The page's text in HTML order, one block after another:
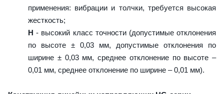
применения: вибрации и толчки, требуется высокая
жесткость;
H - высокий класс точности (допустимые отклонения
по высоте ± 0,03 мм, допустимые отклонения по
ширине ± 0,03 мм, среднее отклонение по высоте –
0,01 мм, среднее отклонение по ширине – 0,01 мм).